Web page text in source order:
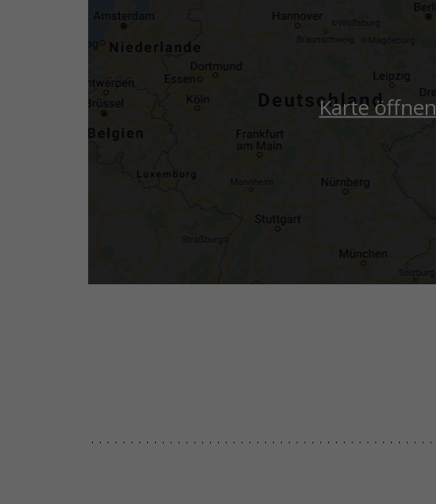
Karte öffnen